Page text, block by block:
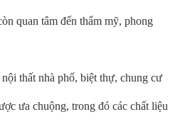
quan tâm đến thẩm mỹ, phong
thất nhà phố, biệt thự, chung cư
ưa chuộng, trong đó các chất liệu